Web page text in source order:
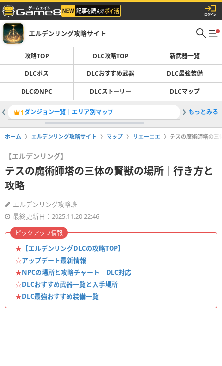
エルデンリング攻略サイト
攻略TOP DLC攻略TOP 新武器一覧
DLCボス DLCおすすめ武器 DLC最強装備
DLCのNPC DLCストーリー DLCマップ
1ダンジョン一覧｜エリア別マップ 2亜人の
もっとみる
ホーム エルデンリング攻略サイト マップ リエーニエ テスの魔術師塔の三
【エルデンリング】
テスの魔術師塔の三体の賢獣の場所｜行き方と
攻略
エルデンリング攻略班
最終更新日：2025.11.20 22:46
★ 【エルデンリングDLCの攻略TOP】
☆アップデート最新情報
★NPCの場所と攻略チャート｜DLC対応
☆DLCおすすめ武器一覧と入手場所
★DLC最強おすすめ装備一覧
ピックアップ情報